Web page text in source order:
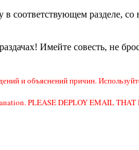
соответствующем разделе, со
Имейте совесть, не
и объяснений причин.
PLEASE DEPLOY EMAIL THAT